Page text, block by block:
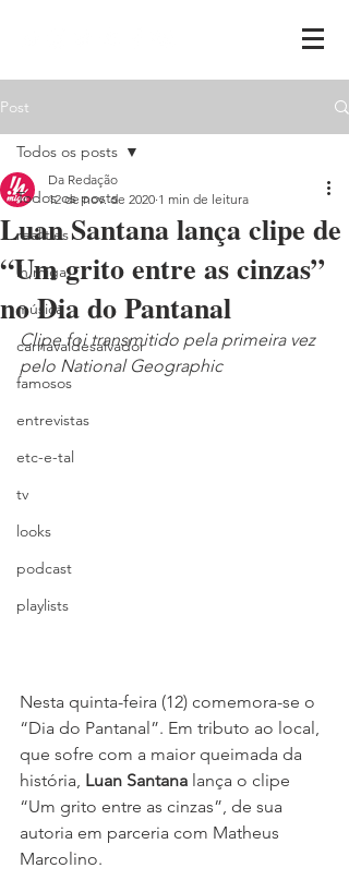
Post
Todos os posts
realities
ih,miga
música
carnavaldesalvador
famosos
entrevistas
etc-e-tal
tv
looks
podcast
playlists
Todos os posts
Luan Santana lança clipe de
“Um grito entre as cinzas”
no Dia do Pantanal
Da Redação
12 de nov. de 2020 1 min de leitura
Clipe foi transmitido pela primeira vez
pelo National Geographic
Nesta quinta-feira (12) comemora-se o
“Dia do Pantanal”. Em tributo ao local,
que sofre com a maior queimada da
história, Luan Santana lança o clipe
“Um grito entre as cinzas”, de sua
autoria em parceria com Matheus
Marcolino.